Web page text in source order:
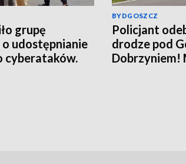
grupę
udostępnianie
cyberataków.
BYDGOSZCZ
Policjant
drodze pod
Dobrzyniem!